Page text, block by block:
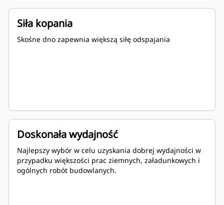
Siła kopania
Skośne dno zapewnia większą siłę odspajania
Doskonała wydajność
Najlepszy wybór w celu uzyskania dobrej wydajności w
przypadku większości prac ziemnych, załadunkowych i
ogólnych robót budowlanych.